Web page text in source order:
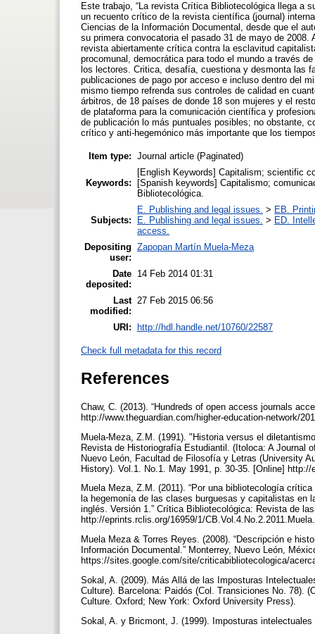
Este trabajo, “La revista Crítica Bibliotecológica llega a
un recuento crítico de la revista científica (journal)
Ciencias de la Información Documental, desde que el
su primera convocatoria el pasado 31 de mayo de
revista abiertamente crítica contra la esclavitud
procomunal, democrática para todo el mundo a través
los lectores. Critica, desafía, cuestiona y desmonta las
publicaciones de pago por acceso e incluso dentro del
mismo tiempo refrenda sus controles de calidad en
árbitros, de 18 países de donde 18 son mujeres y el
de plataforma para la comunicación científica y
de publicación lo más puntuales posibles; no obstante,
crítico y anti-hegemónico más importante que los
Item type: Journal article (Paginated)
Keywords:
[English Keywords] Capitalism; scientific
[Spanish keywords] Capitalismo;
Bibliotecológica.
Subjects:
E. Publishing and legal issues. > EB.
E. Publishing and legal issues. > ED.
access.
Depositing
user:
Zapopan Martín Muela-Meza
Date
deposited:
14 Feb 2014 01:31
Last
modified:
27 Feb 2015 06:56
URI: http://hdl.handle.net/10760/22587
Check full metadata for this record
References
Chaw, C. (2013). “Hundreds of open access journals
http://www.theguardian.com/higher-education-network/
Muela-Meza, Z.M. (1991). "Historia versus el
Revista de Historiografía Estudiantil. (Itoloca: A Journal
Nuevo León, Facultad de Filosofía y Letras (University
History). Vol.1. No.1. May 1991, p. 30-35. [Online]
Muela Meza, Z.M. (2011). “Por una bibliotecología
la hegemonía de las clases burguesas y capitalistas en
inglés. Versión 1.” Crítica Bibliotecológica: Revista de
http://eprints.rclis.org/16959/1/
Muela Meza & Torres Reyes. (2008). “Descripción e
Información Documental.” Monterrey, Nuevo León,
https://sites.google.com/site/criticabibliotecologica/
Sokal, A. (2009). Más Allá de las Imposturas
Culture). Barcelona: Paidós (Col. Transiciones No. 78).
Culture. Oxford; New York: Oxford University Press).
Sokal, A. y Bricmont, J. (1999). Imposturas